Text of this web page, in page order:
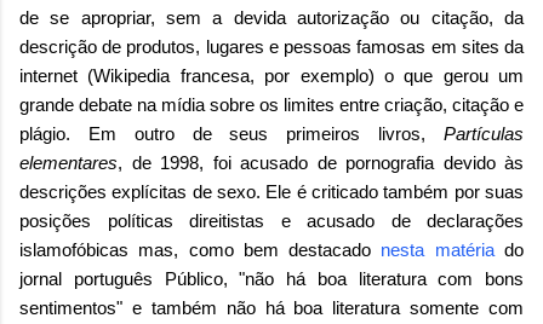
de se apropriar, sem a devida autorização ou citação, da
descrição de produtos, lugares e pessoas famosas em sites da
internet (Wikipedia francesa, por exemplo) o que gerou um
grande debate na mídia sobre os limites entre criação, citação e
plágio. Em outro de seus primeiros livros, Partículas
elementares, de 1998, foi acusado de pornografia devido às
descrições explícitas de sexo. Ele é criticado também por suas
posições políticas direitistas e acusado de declarações
islamofóbicas mas, como bem destacado nesta matériado
jornal português Público, "não há boa literatura com bons
sentimentos" e também não há boa literatura somente com